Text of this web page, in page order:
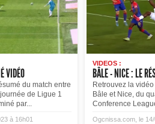
VIDÉO
du match entre
de Ligue 1
par...
à 16h01
VIDEOS :
BÂLE - NICE : LE
Retrouvez la
Bâle et Nice, du
Conference
Ogcnissa.com, le